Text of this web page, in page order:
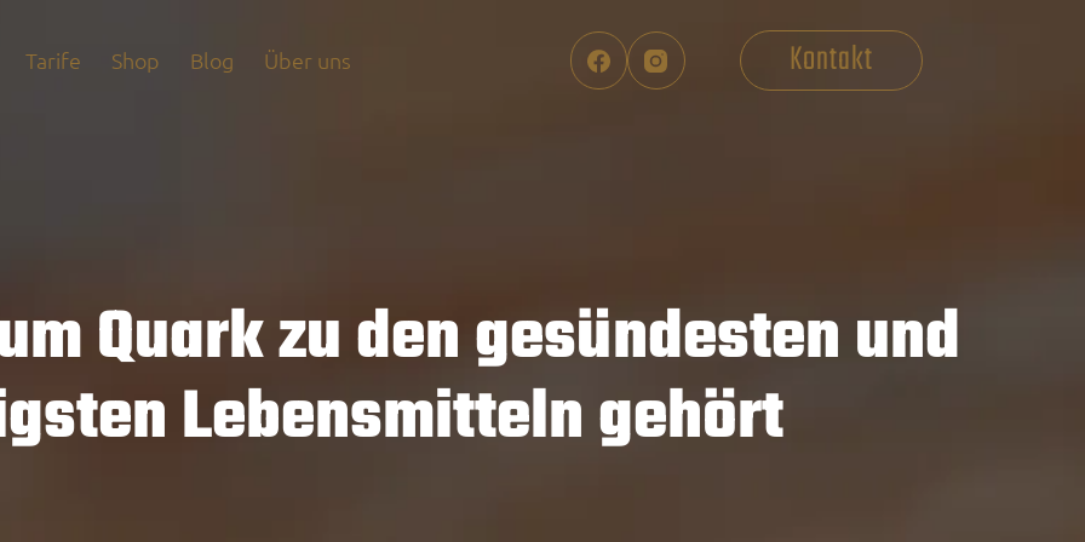
Tarife Shop Blog Über uns Kontakt
Quark zu den gesündesten und
Lebensmitteln gehört